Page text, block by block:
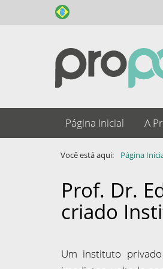
Página Inicial A
Você está aqui: Página
Prof. Dr.
criado
Um instituto